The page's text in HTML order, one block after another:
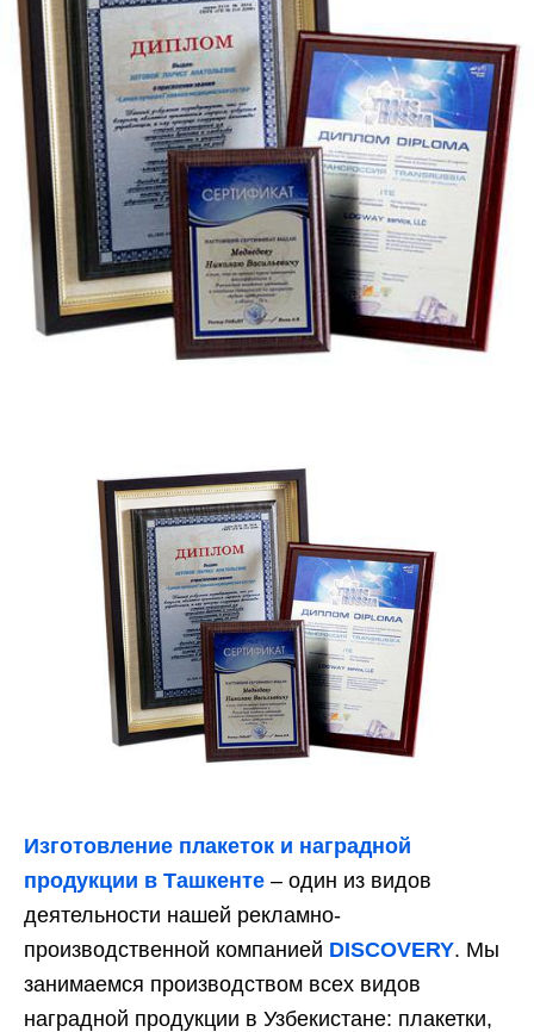
Изготовление плакеток и наградной
продукции в Ташкенте – один из видов
деятельности нашей рекламно-
производственной компанией DISCOVERY. Мы
занимаемся производством всех видов
наградной продукции в Узбекистане: плакетки,